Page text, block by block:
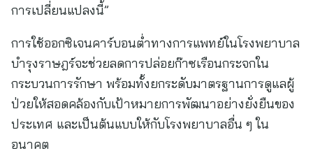
การเปลี่ยนแปลงนี้”
การใช้ออกซิเจนคาร์บอนต่ำทางการแพทย์ในโรงพยาบาล
บำรุงราษฎร์จะช่วยลดการปล่อยก๊าซเรือนกระจกใน
กระบวนการรักษา พร้อมทั้งยกระดับมาตรฐานการดูแลผู้
ป่วยให้สอดคล้องกับเป้าหมายการพัฒนาอย่างยั่งยืนของ
ประเทศ และเป็นต้นแบบให้กับโรงพยาบาลอื่น ๆ ใน
อนาคต